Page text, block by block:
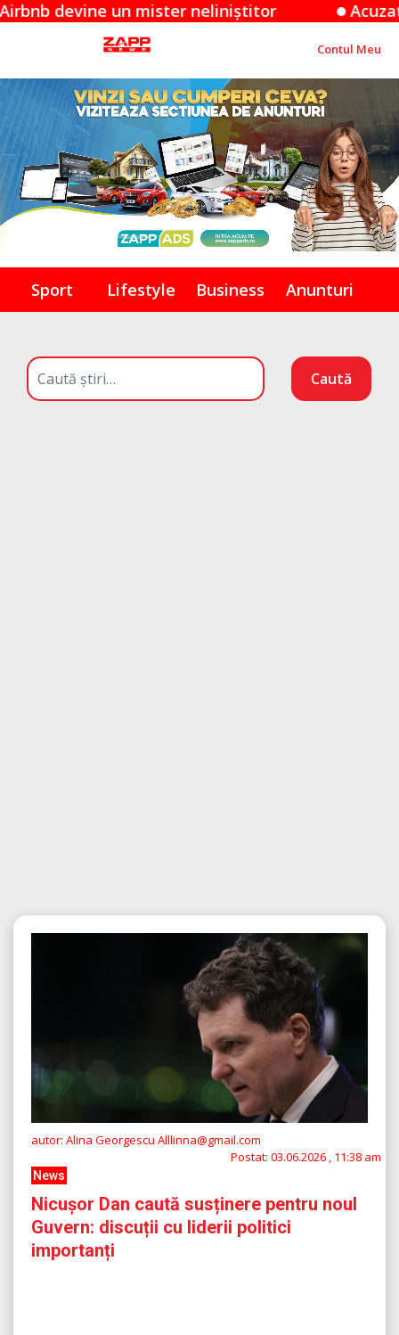
un mister neliniștitor Acuzațiile
Contul Meu
Sport Lifestyle Business Anunturi
Caută
autor: Alina Georgescu Alllinna@gmail.com
Postat: 03.06.2026 , 11:38 am
News
Nicușor Dan caută susținere pentru noul
Guvern: discuții cu liderii politici
importanți